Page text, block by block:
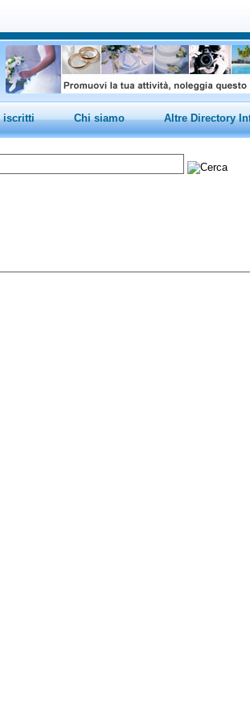
iscritti Chi siamo Altre Directory